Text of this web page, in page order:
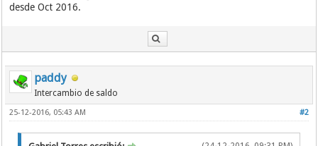
desde Oct 2016.
paddy
Intercambio de saldo
#2
25-12-2016, 05:43 AM